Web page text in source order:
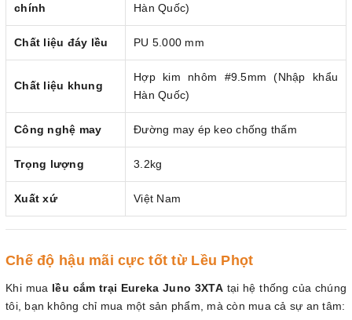
chính
Hàn Quốc)
Chất liệu đáy lều PU 5.000 mm
Chất liệu khung
Hợp kim nhôm #9.5mm (Nhập khẩu
Hàn Quốc)
Công nghệ may Đường may ép keo chống thấm
Trọng lượng 3.2kg
Xuất xứ Việt Nam
Chế độ hậu mãi cực tốt từ Lều Phọt
Khi mua lều cắm trại Eureka Juno 3XTAtại hệ thống của chúng
tôi, bạn không chỉ mua một sản phẩm, mà còn mua cả sự an tâm: